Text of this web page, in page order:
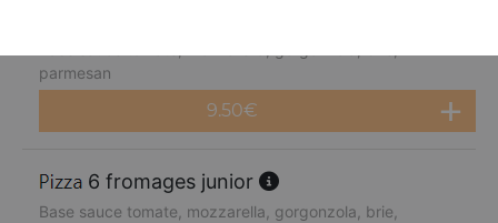
parmesan
9.50€
6 fromages junior
Base sauce tomate, mozzarella, gorgonzola, brie,